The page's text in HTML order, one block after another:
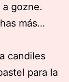
gozne.
más…
candiles
para la